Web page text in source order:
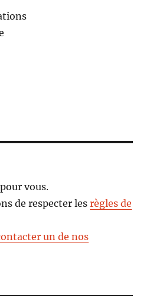
vous.
de respecter lesrègles de
un de nos